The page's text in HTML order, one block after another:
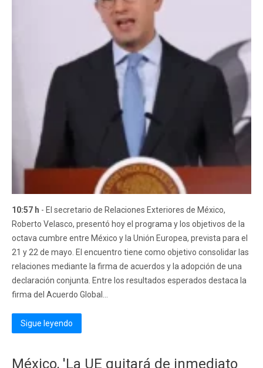
10:57 h - El secretario de Relaciones Exteriores de México,
Roberto Velasco, presentó hoy el programa y los objetivos de la
octava cumbre entre México y la Unión Europea, prevista para el
21 y 22 de mayo. El encuentro tiene como objetivo consolidar las
relaciones mediante la firma de acuerdos y la adopción de una
declaración conjunta. Entre los resultados esperados destaca la
firma del Acuerdo Global...
Sigue leyendo
México, 'La UE quitará de inmediato